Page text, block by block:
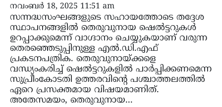
നവംബർ 18, 2025 11:51 am
സന്നദ്ധസംഘങ്ങളുടെ സഹായത്തോടെ തദ്ദേശ
സ്ഥാപനങ്ങളിൽ തെരുവുനായ ഷെൽട്ടറുകൾ
ഉറപ്പാക്കുമെന്ന് വാഗ്ദാനം ചെയ്യുകയാണ് വരുന്ന
തെരഞ്ഞെടുപ്പിനുള്ള എൽ.ഡി.എഫ്
പ്രകടനപത്രിക. തെരുവുനായ്ക്കളെ
വന്ധ്യംകരിച്ച് ഷെൽട്ടറുകളിൽ പാർപ്പിക്കണമെന്ന
സുപ്രീംകോടതി ഉത്തരവിൻ്റെ പശ്ചാത്തലത്തിൽ
ഏറെ പ്രസക്തമായ വിഷയമാണിത്.
അതേസമയം, തെരുവുനായ...